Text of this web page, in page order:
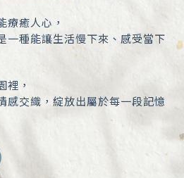
療癒人心，
一種能讓生活慢下來、 感受當下
裡，
感交織，綻放出屬於每一段記憶